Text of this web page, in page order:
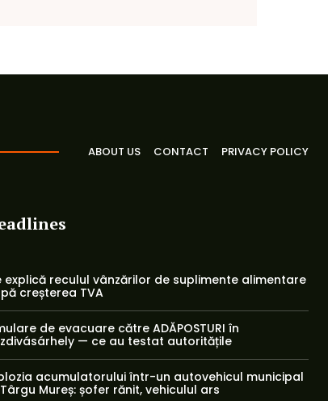
ABOUT US CONTACT PRIVACY POLICY
explică reculul vânzărilor de suplimente alimentare
creșterea TVA
de evacuare către ADĂPOSTURI în
— ce au testat autoritățile
acumulatorului într-un autovehicul municipal
Mureș: șofer rănit, vehiculul ars